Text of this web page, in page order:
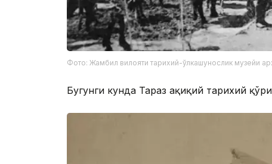
Фото: Жамбил вилояти тарихий-ўлкашунослик музейи
Бугунги кунда Тараз ҳақиқий тарихий